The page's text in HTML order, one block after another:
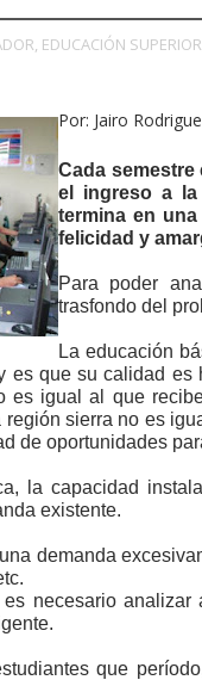
EDUCACIÓN
Por: Jairo
Cada
el ingreso a la
termina en
felicidad y
Para poder
trasfondo del
La educación
es que su calidad
igual al que
sierra no es
de oportunidades
la capacidad
existente.
demanda
necesario
que